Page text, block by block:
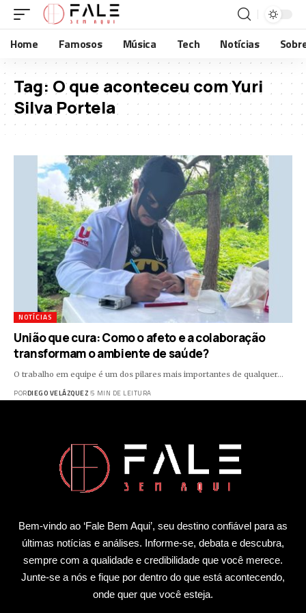
Home Famosos Música Tech Notícias
Tag: O que aconteceu com Yuri
Silva Portela
NOTÍCIAS
União que cura: Como o afeto e a colaboração
transformam o ambiente de saúde?
O trabalho em equipe é um dos pilares mais importantes de qualquer…
PORDIEGO VELÁZQUEZ 5 MIN DE LEITURA
Bem-vindo ao ‘Fale Bem Aqui’, seu destino confiável para as
últimas notícias e análises. Informe-se, debata e descubra,
sempre com a qualidade e credibilidade que você merece.
Junte-se a nós e fique por dentro do que está acontecendo,
onde quer que você esteja.